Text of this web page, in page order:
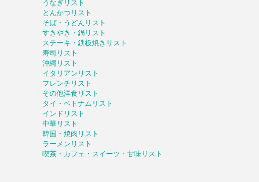
うなぎリスト
とんかつリスト
そば・うどんリスト
すきやき・鍋リスト
ステーキ・鉄板焼きリスト
寿司リスト
沖縄リスト
イタリアンリスト
フレンチリスト
その他洋食リスト
タイ・ベトナムリスト
インドリスト
中華リスト
韓国・焼肉リスト
ラーメンリスト
喫茶・カフェ・スイーツ・甘味リスト